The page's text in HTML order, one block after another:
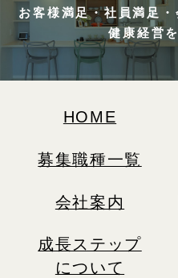
お客様満足・社員満足
健康経営
HOME
募集職種一覧
会社案内
成長ステップ
について